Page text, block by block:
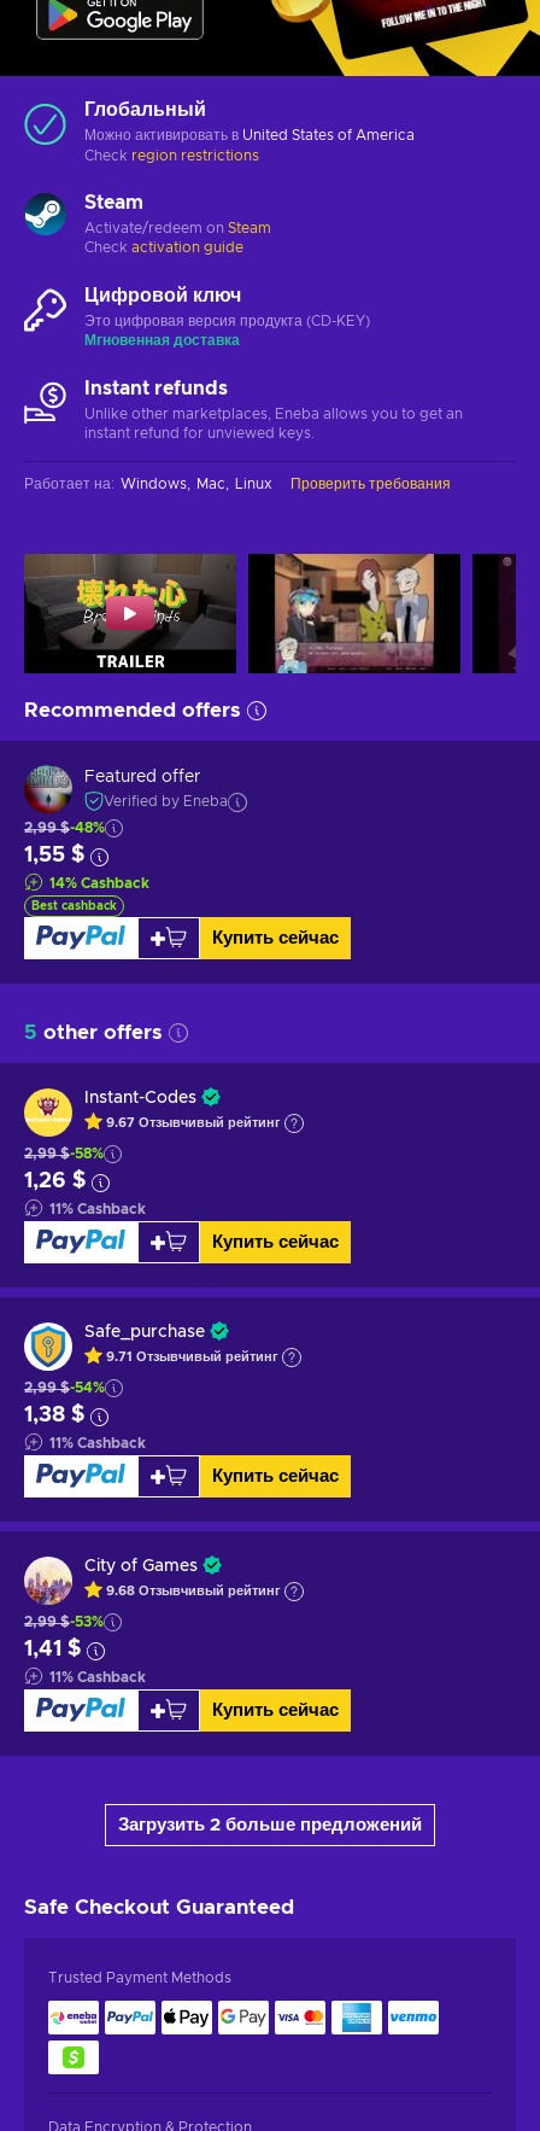
Глобальный
Можно активировать в United States of America
Check region restrictions
Steam
Activate/redeem on Steam
Check activation guide
Цифровой ключ
Это цифровая версия продукта (CD-KEY)
Мгновенная доставка
Instant refunds
Unlike other marketplaces, Eneba allows you to get an
instant refund for unviewed keys.
Работает на: Windows Mac Linux Проверить требования
Recommended offers
Featured offer
Verified by Eneba
2,99 $-48%
1,55 $
14% Cashback
Best cashback
Купить сейчас
5 other offers
Instant-Codes
9.67 Отзывчивый рейтинг
2,99 $-58%
1,26 $
11% Cashback
Купить сейчас
Safe_purchase
9.71 Отзывчивый рейтинг
2,99 $-54%
1,38 $
11% Cashback
Купить сейчас
City of Games
9.68 Отзывчивый рейтинг
2,99 $-53%
1,41 $
11% Cashback
Купить сейчас
Загрузить 2 больше предложений
Safe Checkout Guaranteed
Trusted Payment Methods
Data Encryption & Protection